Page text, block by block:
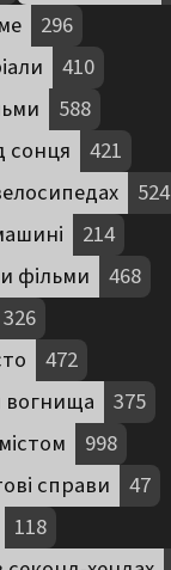
296
410
588
сонця
421
524
214
фільми
468
326
472
вогнища
375
998
справи
47
118